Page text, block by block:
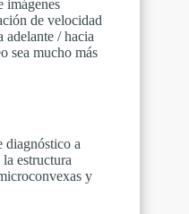
imágenes
de velocidad
adelante / hacia
sea mucho más
diagnóstico a
estructura
y